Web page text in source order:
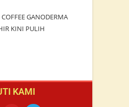
GANODERMA
KINI PULIH
KAMI